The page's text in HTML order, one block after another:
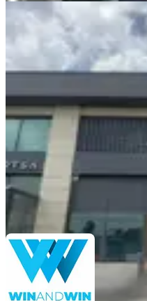
Gimat
İşyeri
12.07.2026
WIN AND WIN
Ara